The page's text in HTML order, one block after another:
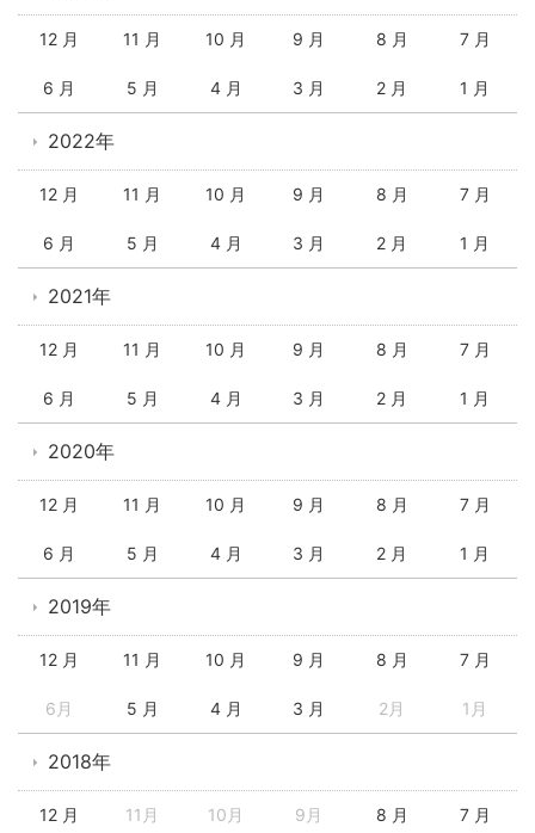
12 月 11 月 10 月 9 月 8 月 7 月
6 月 5 月 4 月 3 月 2 月 1 月
2022年
12 月 11 月 10 月 9 月 8 月 7 月
6 月 5 月 4 月 3 月 2 月 1 月
2021年
12 月 11 月 10 月 9 月 8 月 7 月
6 月 5 月 4 月 3 月 2 月 1 月
2020年
12 月 11 月 10 月 9 月 8 月 7 月
6 月 5 月 4 月 3 月 2 月 1 月
2019年
12 月 11 月 10 月 9 月 8 月 7 月
6月 5 月 4 月 3 月 2月 1月
2018年
12 月 11月 10月 9月 8 月 7 月